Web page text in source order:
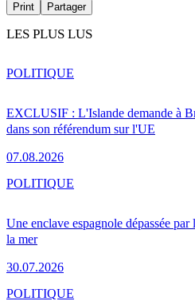
Print Partager
LES PLUS LUS
EXCLUSIF : L'Islande demande à
dans son référendum sur l'UE
07.08.2026
POLITIQUE
Une enclave espagnole dépassée
la mer
30.07.2026
POLITIQUE
POLITIQUE